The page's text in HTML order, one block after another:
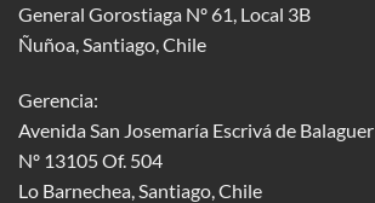
General Gorostiaga Nº 61, Local 3B
Ñuñoa, Santiago, Chile
Gerencia:
Avenida San Josemaría Escrivá de Balaguer
Nº 13105 Of. 504
Lo Barnechea , Santiago, Chile